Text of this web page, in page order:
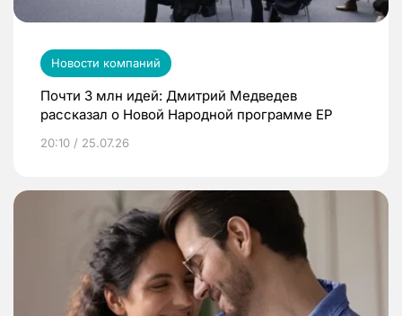
Новости компаний
Почти 3 млн идей: Дмитрий Медведев
рассказал о Новой Народной программе ЕР
20:10 / 25.07.26